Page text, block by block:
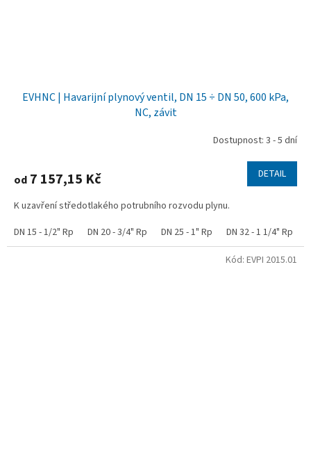
EVHNC | Havarijní plynový ventil, DN 15 ÷ DN 50, 600 kPa,
NC, závit
Dostupnost: 3 - 5 dní
od 7 157,15 Kč DETAIL
K uzavření středotlakého potrubního rozvodu plynu.
DN 15 - 1/2" Rp
DN 20 - 3/4" Rp DN 25 - 1" Rp DN 32 - 1 1/4" Rp
Kód: EVPI 2015.01